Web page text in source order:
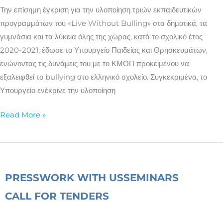
Την επίσημη έγκριση για την υλοποίηση τριών εκπαιδευτικών
προγραμμάτων του «Live Without Bulling» στα δημοτικά, τα
γυμνάσια και τα λύκεια όλης της χώρας, κατά το σχολικό έτος
2020-2021, έδωσε το Υπουργείο Παιδείας και Θρησκευμάτων,
ενώνοντας τις δυνάμεις του με το ΚΜΟΠ προκειμένου να
εξαλειφθεί το bullying στο ελληνικό σχολείο. Συγκεκριμένα, το
Υπουργείο ενέκρινε την υλοποίηση
ελληνικά
σχολεία
Read More »
PRESSWORK WITH USSEMINARS
CALL FOR TENDERS